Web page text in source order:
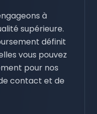
à
supérieure.
définit
vous pouvez
pour nos
contact et de